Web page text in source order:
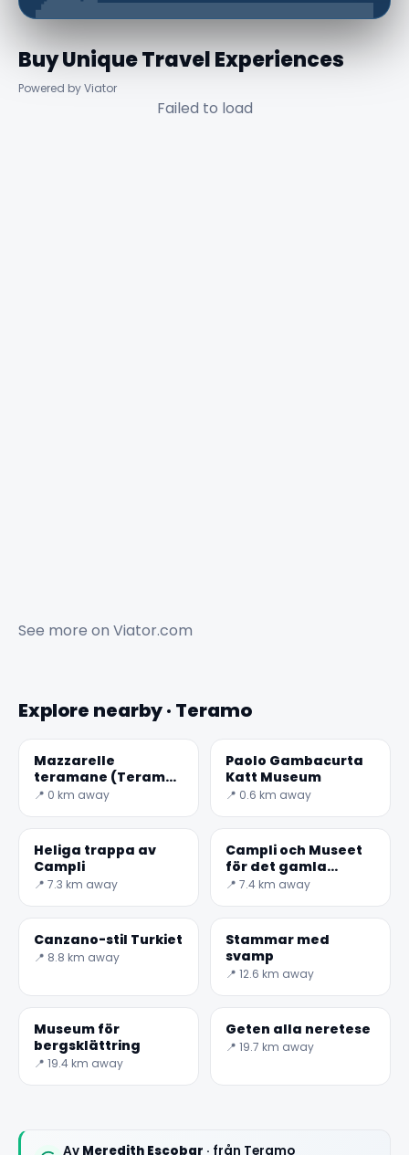
Buy Unique Travel Experiences
Powered by Viator
Failed to load
See more on Viator.com
Explore nearby · Teramo
Mazzarelle
teramane (Teramo
Lammrullar)
📍 0 km away
Paolo Gambacurta
Katt Museum
📍 0.6 km away
Heliga trappa av
Campli
📍 7.3 km away
Campli och Museet
för det gamla
klostret San
📍 7.4 km away
Canzano-stil Turkiet
📍 8.8 km away
Stammar med
svamp
📍 12.6 km away
Museum för
bergsklättring
📍 19.4 km away
Geten alla neretese
📍 19.7 km away
Av Meredith Escobar · från Teramo